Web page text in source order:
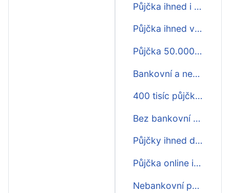
Půjčka ihned i o víkendu
Půjčka ihned večer
Půjčka 50.000 Kč ihned
Bankovní a nebankovní půjčky ihned
400 tisíc půjčka ihned
Bez bankovní půjčky ihned
Půjčky ihned do 60000
Půjčka online ihned 100000
Nebankovní půjčka ihned online